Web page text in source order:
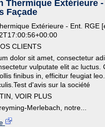
Thermique Extérieure -
Façade
Extérieure - Ent. RGE
CLIENTS
dolor sit amet, consectetur
vulputate elit ac luctus.
finibus in, efficitur feugiat
d'avis sur la société
VOIR PLUS
Merlebach, notre...